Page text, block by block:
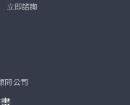
立即諮詢
問公司